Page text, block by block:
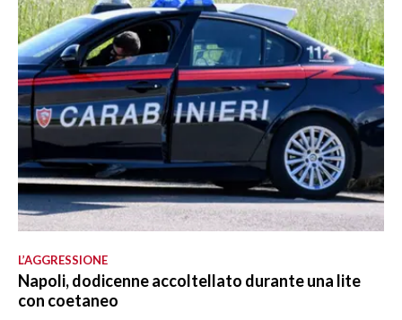
L’AGGRESSIONE
Napoli, dodicenne accoltellato durante una lite
con coetaneo